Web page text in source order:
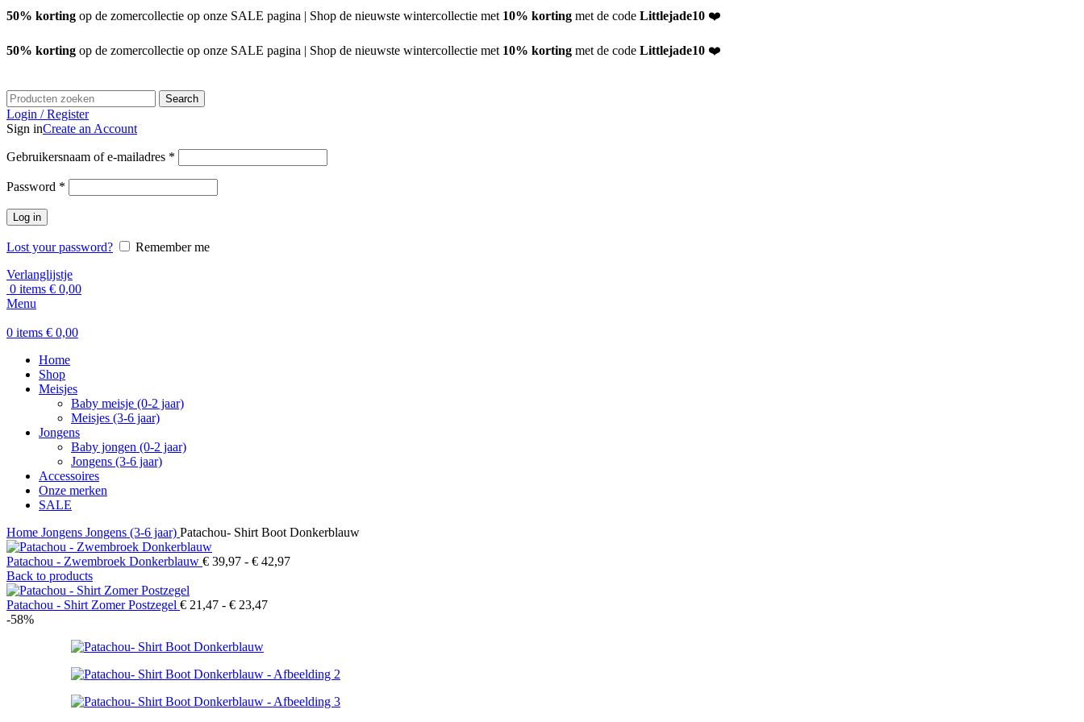
50% korting op de zomercollectie op onze SALE pagina | Shop de nieuwste wintercollectie met 10% korting met de code Littlejade10 ❤️
50% korting op de zomercollectie op onze SALE pagina | Shop de nieuwste wintercollectie met 10% korting met de code Littlejade10 ❤️
Search
Login / Register
Sign inCreate an Account
Gebruikersnaam of e-mailadres *
Password *
Log in
Lost your password?
Remember me
Verlanglijstje
0 items € 0,00
Menu
0 items € 0,00
Home
Shop
Meisjes
Baby meisje (0-2 jaar)
Meisjes (3-6 jaar)
Jongens
Baby jongen (0-2 jaar)
Jongens (3-6 jaar)
Accessoires
Onze merken
SALE
Home Jongens Jongens (3-6 jaar) Patachou- Shirt Boot Donkerblauw
Patachou - Zwembroek Donkerblauw € 39,97 - € 42,97Prijsklasse:
Back to products
Patachou - Shirt Zomer Postzegel € 21,47 - € 23,47Prijsklasse:
-58%